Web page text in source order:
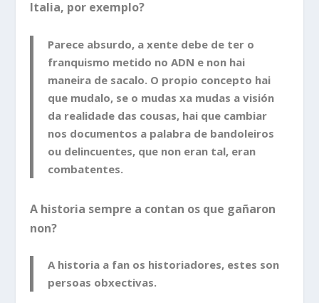
Italia, por exemplo?
Parece absurdo, a xente debe de ter o
franquismo metido no ADN e non hai
maneira de sacalo. O propio concepto hai
que mudalo, se o mudas xa mudas a visión
da realidade das cousas, hai que cambiar
nos documentos a palabra de bandoleiros
ou delincuentes, que non eran tal, eran
combatentes.
A historia sempre a contan os que gañaron
non?
A historia a fan os historiadores, estes son
persoas obxectivas.